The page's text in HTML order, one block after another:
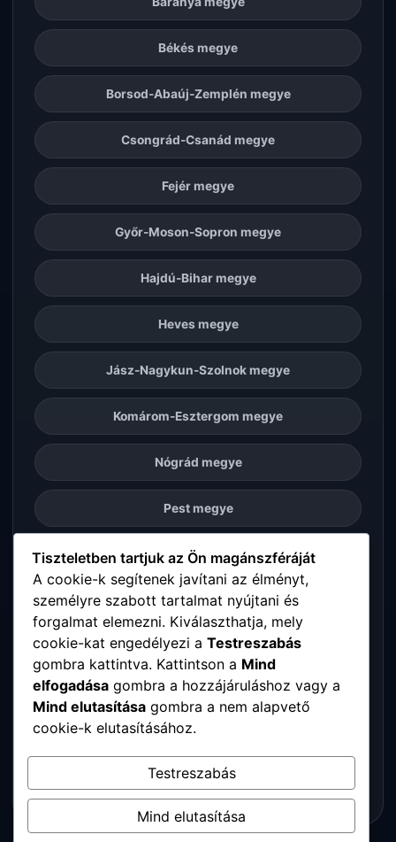
Békés megye
Borsod-Abaúj-Zemplén megye
Csongrád-Csanád megye
Fejér megye
Győr-Moson-Sopron megye
Hajdú-Bihar megye
Heves megye
Jász-Nagykun-Szolnok megye
Komárom-Esztergom megye
Nógrád megye
Pest megye
Somogy megye
Szabolcs-Szatmár-Bereg megye
Tolna megye
Vas megye
Veszprém megye
Tiszteletben tartjuk az Ön magánszféráját
A cookie-k segítenek javítani az élményt,
személyre szabott tartalmat nyújtani és
forgalmat elemezni. Kiválaszthatja, mely
cookie-kat engedélyezi a Testreszabás
gombra kattintva. Kattintson a Mind
elfogadása gombra a hozzájáruláshoz vagy a
Mind elutasítása gombra a nem alapvető
cookie-k elutasításához.
Testreszabás
Mind elutasítása